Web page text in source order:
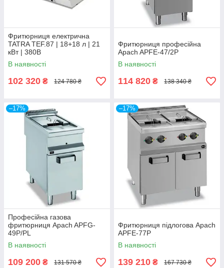
Фритюрниця електрична
TATRA TEF.87 | 18+18 л | 21
кВт | 380В
В наявності
102 320 ₴ 124 780 ₴
Фритюрниця професійна
Apach APFE-47/2P
В наявності
114 820 ₴ 138 340 ₴
–17%
Професійна газова
фритюрниця Apach APFG-
49P/PL
В наявності
109 200 ₴ 131 570 ₴
–17%
Фритюрниця підлогова Apach
APFE-77P
В наявності
139 210 ₴ 167 730 ₴